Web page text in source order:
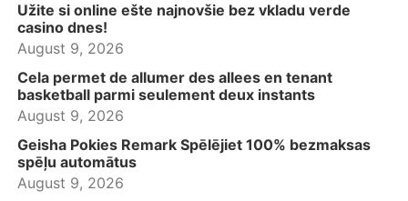
Užite si online ešte najnovšie bez vkladu verde
casino dnes!
August 9, 2026
Cela permet de allumer des allees en tenant
basketball parmi seulement deux instants
August 9, 2026
Geisha Pokies Remark Spēlējiet 100% bezmaksas
spēļu automātus
August 9, 2026